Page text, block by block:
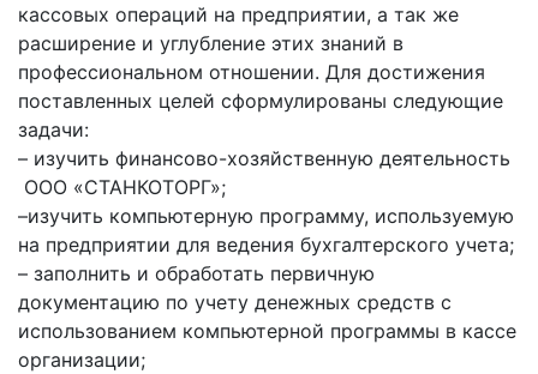
кассовых операций на предприятии, а так же
расширение и углубление этих знаний в
профессиональном отношении. Для достижения
поставленных целей сформулированы следующие
задачи:
– изучить финансово-хозяйственную деятельность
ООО «СТАНКОТОРГ»;
–изучить компьютерную программу, используемую
на предприятии для ведения бухгалтерского учета;
– заполнить и обработать первичную
документацию по учету денежных средств с
использованием компьютерной программы в кассе
организации;